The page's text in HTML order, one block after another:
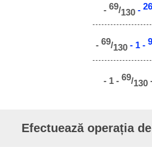
- 69/130 - 26
- 69/130 - 1 - 9
- 1 - 69/130
Efectuează operația